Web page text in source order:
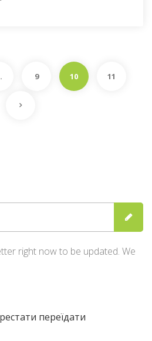
9 10 11
right now to be updated. We
переїдати